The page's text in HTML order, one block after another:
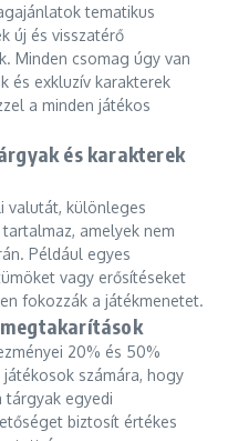
tematikus
új és visszatérő
Minden csomag úgy van
és exkluzív karakterek
a minden játékos
és karakterek
valutát, különleges
amelyek nem
Például egyes
vagy erősítéseket
fokozzák a játékmenetet.
20% és 50%
számára, hogy
tárgyak egyedi
biztosít értékes